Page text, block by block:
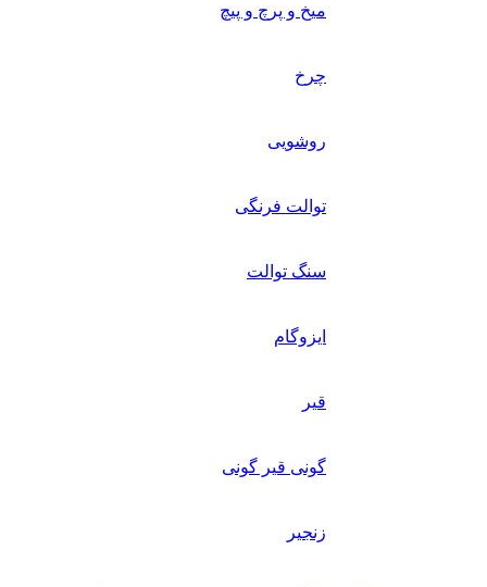
میخ و پرچ و پیچ
چرخ
روشویی
توالت فرنگی
سنگ توالت
ایزوگام
قیر
گونی قیر گونی
زنجیر